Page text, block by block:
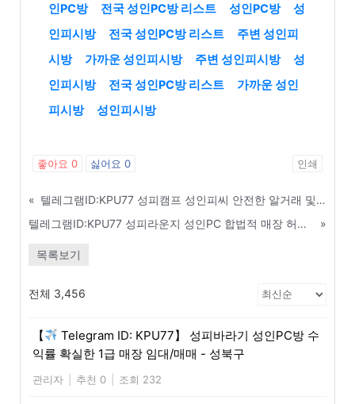
인PC방
전국 성인PC방 리스트 성인PC방
성
인피시방
전국 성인PC방 리스트
주변 성인피
시방
가까운 성인피시방 주변 성인피시방
성
인피시방
전국 성인PC방 리스트
가까운 성인
피시방
성인피시방
좋아요 0 싫어요 0 인쇄
«
텔레그램ID:KPU77 성피캠프 성인피씨 안전한 알거래 및 현금화 수수료 정보 - 공주
텔레그램ID:KPU77 성피라운지 성인PC 합법적 매장 허가 및 안전 창업 가이드 - 세종
»
목록보기
전체 3,456
【
Telegram ID: KPU77】 성피바라기 성인PC방 수
익률 확실한 1급 매장 임대/매매 - 성북구
관리자 추천 0 조회 232